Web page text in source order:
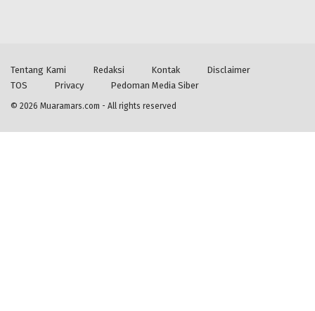
Tentang Kami Redaksi Kontak
Disclaimer
TOS
Privacy Pedoman Media Siber
© 2026 Muaramars.com - All rights reserved